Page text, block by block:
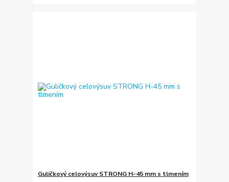
Guličkový celovýsuv STRONG H-45 mm s tlmením